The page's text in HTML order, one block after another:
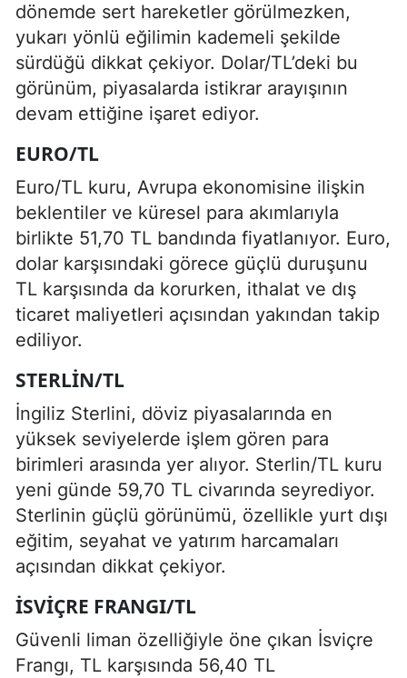
dönemde sert hareketler görülmezken,
yukarı yönlü eğilimin kademeli şekilde
sürdüğü dikkat çekiyor. Dolar/TL’deki bu
görünüm, piyasalarda istikrar arayışının
devam ettiğine işaret ediyor.
EURO/TL
Euro/TL kuru, Avrupa ekonomisine ilişkin
beklentiler ve küresel para akımlarıyla
birlikte 51,70 TL bandında fiyatlanıyor. Euro,
dolar karşısındaki görece güçlü duruşunu
TL karşısında da korurken, ithalat ve dış
ticaret maliyetleri açısından yakından takip
ediliyor.
STERLIN/TL
İngiliz Sterlini, döviz piyasalarında en
yüksek seviyelerde işlem gören para
birimleri arasında yer alıyor. Sterlin/TL kuru
yeni günde 59,70 TL civarında seyrediyor.
Sterlinin güçlü görünümü, özellikle yurt dışı
eğitim, seyahat ve yatırım harcamaları
açısından dikkat çekiyor.
İSVIÇRE FRANGI/TL
Güvenli liman özelliğiyle öne çıkan İsviçre
Frangı, TL karşısında 56,40 TL